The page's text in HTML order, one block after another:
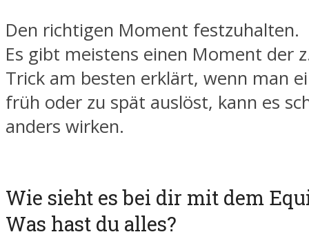
Den richtigen Moment festzuhalten.
Es gibt meistens einen Moment der
Trick am besten erklärt, wenn man
früh oder zu spät auslöst, kann es
anders wirken.
Wie sieht es bei dir mit dem
Was hast du alles?